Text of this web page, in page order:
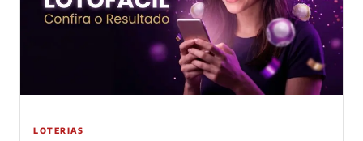
LOTERIAS